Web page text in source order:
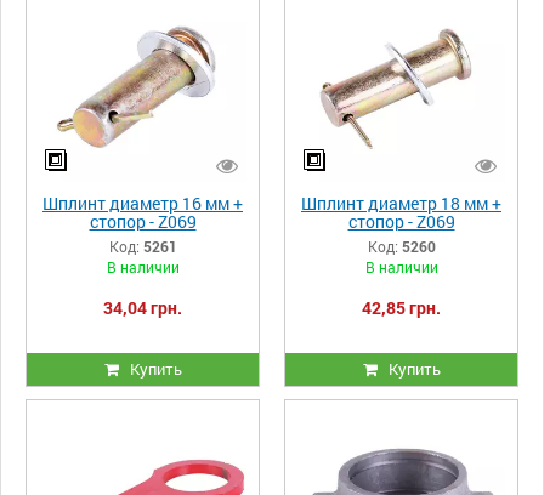
Шплинт диаметр 16 мм +
стопор - Z069
Код: 5261
В наличии
34,04 грн.
Купить
Шплинт диаметр 18 мм +
стопор - Z069
Код: 5260
В наличии
42,85 грн.
Купить